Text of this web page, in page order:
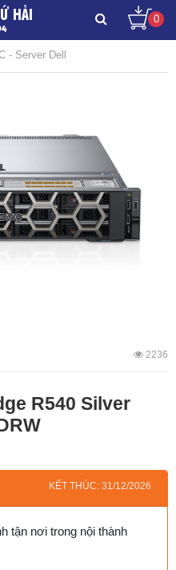
HẢI 0
- Server Dell
2236
R540 Silver
KẾT THÚC: 31/12/2026
tận nơi trong nội thành